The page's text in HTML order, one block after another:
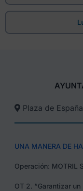
Plaza de
UNA MANERA DE
Operación: MOTRIL
OT 2. “Garantizar